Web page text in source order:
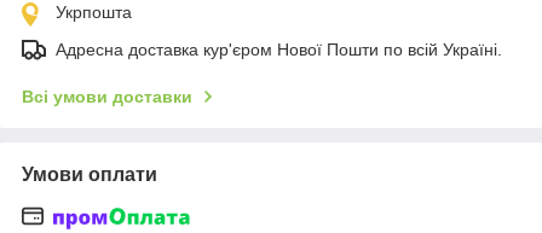
Укрпошта
Адресна доставка кур'єром Нової Пошти по всій Україні.
Всі умови доставки
Умови оплати